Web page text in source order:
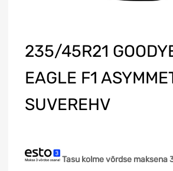
235/45R21
EAGLE F1
SUVEREHV
Tasu kolme võrdse maksena